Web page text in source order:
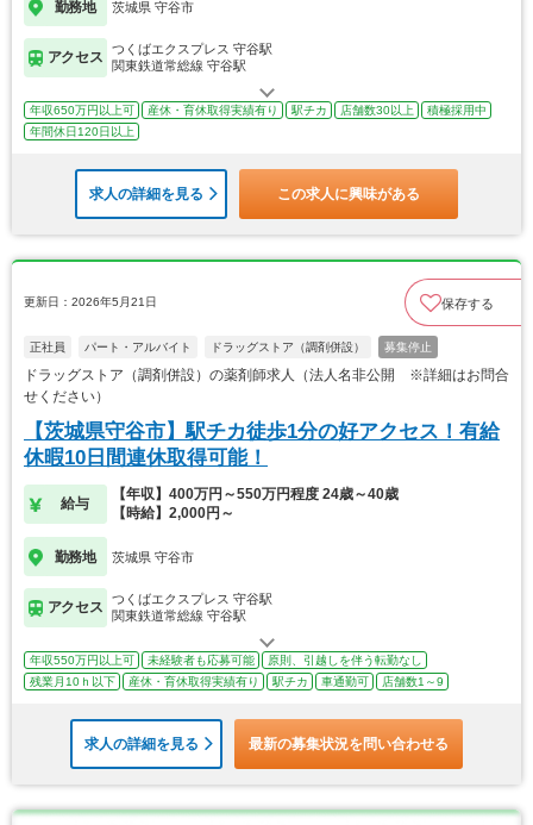
勤務地 茨城県 守谷市
アクセス
つくばエクスプレス 守谷駅
関東鉄道常総線 守谷駅
年収650万円以上可 産休・育休取得実績有り 駅チカ 店舗数30以上
積極採用中
年間休日120日以上
求人の詳細を見る この求人に興味がある
更新日：2026年5月21日 保存する
正社員 パート・アルバイト ドラッグストア（調剤併設） 募集停止
ドラッグストア（調剤併設）の薬剤師求人（法人名非公開 ※詳細はお問合
せください）
【茨城県守谷市】駅チカ徒歩1分の好アクセス！有給
休暇10日間連休取得可能！
給与
【年収】400万円～550万円程度 24歳～40歳
【時給】2,000円～
勤務地 茨城県 守谷市
アクセス
つくばエクスプレス 守谷駅
関東鉄道常総線 守谷駅
年収550万円以上可 未経験者も応募可能
原則、引越しを伴う転勤なし
残業月10ｈ以下
産休・育休取得実績有り 駅チカ 車通勤可 店舗数1～9
求人の詳細を見る 最新の募集状況を問い合わせる